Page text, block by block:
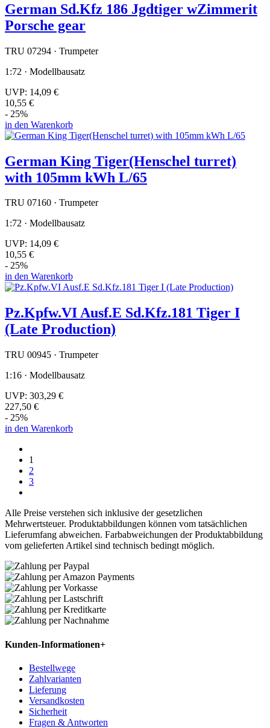
German Sd.Kfz 186 Jgdtiger wZimmerit
Porsche gear
TRU 07294 · Trumpeter
1:72 · Modellbausatz
UVP: 14,09 €
10,55 €
- 25%
in den Warenkorb
German King Tiger(Henschel turret)
with 105mm kWh L/65
TRU 07160 · Trumpeter
1:72 · Modellbausatz
UVP: 14,09 €
10,55 €
- 25%
in den Warenkorb
Pz.Kpfw.VI Ausf.E Sd.Kfz.181 Tiger I
(Late Production)
TRU 00945 · Trumpeter
1:16 · Modellbausatz
UVP: 303,29 €
227,50 €
- 25%
in den Warenkorb
1
2
3
Alle Preise verstehen sich inklusive der gesetzlichen
Mehrwertsteuer. Produktabbildungen können vom tatsächlichen
Lieferumfang abweichen. Farbabweichungen der Produktabbildung
vom gelieferten Artikel sind technisch bedingt möglich.
Kunden-Informationen+
Bestellwege
Zahlvarianten
Lieferung
Versandkosten
Sicherheit
Fragen & Antworten